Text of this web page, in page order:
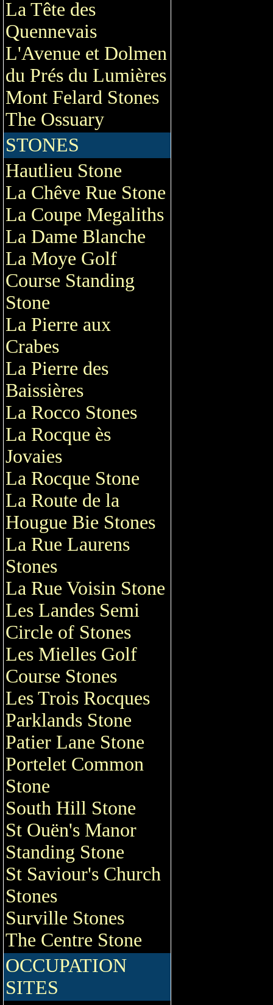
La Tête des
Quennevais
L'Avenue et Dolmen
du Prés du Lumières
Mont Felard Stones
The Ossuary
STONES
Hautlieu Stone
La Chêve Rue Stone
La Coupe Megaliths
La Dame Blanche
La Moye Golf
Course Standing
Stone
La Pierre aux
Crabes
La Pierre des
Baissières
La Rocco Stones
La Rocque ès
Jovaies
La Rocque Stone
La Route de la
Hougue Bie Stones
La Rue Laurens
Stones
La Rue Voisin Stone
Les Landes Semi
Circle of Stones
Les Mielles Golf
Course Stones
Les Trois Rocques
Parklands Stone
Patier Lane Stone
Portelet Common
Stone
South Hill Stone
St Ouën's Manor
Standing Stone
St Saviour's Church
Stones
Surville Stones
The Centre Stone
OCCUPATION
SITES